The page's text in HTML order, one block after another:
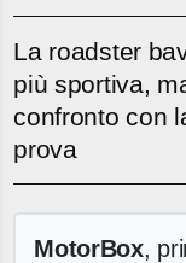
La roadster
più sportiva,
confronto con
prova
MotorBox,